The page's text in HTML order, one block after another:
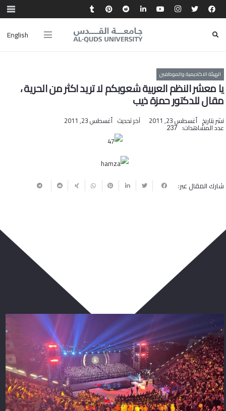
English
الهيئة الاكاديمية والموظفين
يا معشر النظم العربية شعوبكم لا تريد اكثر من الحرية ،
مقال للدكتور حمزة ذيب
نشر بتاريخ أغسطس 23, 2011 آخر تحديث أغسطس 23, 2011
عدد المشاهدات: 237
شارك المقال عبر: